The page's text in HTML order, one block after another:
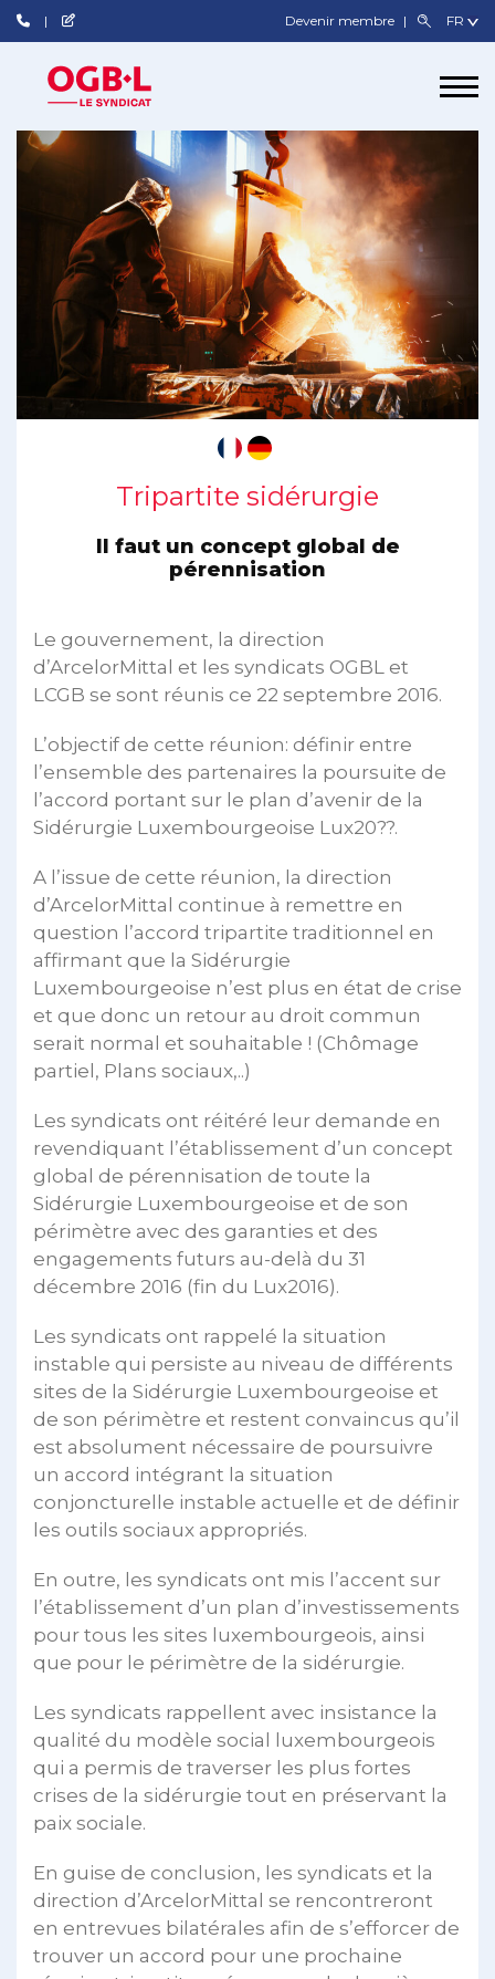
Devenir membre
Tripartite sidérurgie
Il faut un concept global de
pérennisation
Le gouvernement, la direction
d’ArcelorMittal et les syndicats OGBL et
LCGB se sont réunis ce 22 septembre 2016.
L’objectif de cette réunion: définir entre
l’ensemble des partenaires la poursuite de
l’accord portant sur le plan d’avenir de la
Sidérurgie Luxembourgeoise Lux20??.
A l’issue de cette réunion, la direction
d’ArcelorMittal continue à remettre en
question l’accord tripartite traditionnel en
affirmant que la Sidérurgie
Luxembourgeoise n’est plus en état de crise
et que donc un retour au droit commun
serait normal et souhaitable ! (Chômage
partiel, Plans sociaux,..)
Les syndicats ont réitéré leur demande en
revendiquant l’établissement d’un concept
global de pérennisation de toute la
Sidérurgie Luxembourgeoise et de son
périmètre avec des garanties et des
engagements futurs au-delà du 31
décembre 2016 (fin du Lux2016).
Les syndicats ont rappelé la situation
instable qui persiste au niveau de différents
sites de la Sidérurgie Luxembourgeoise et
de son périmètre et restent convaincus qu’il
est absolument nécessaire de poursuivre
un accord intégrant la situation
conjoncturelle instable actuelle et de définir
les outils sociaux appropriés.
En outre, les syndicats ont mis l’accent sur
l’établissement d’un plan d’investissements
pour tous les sites luxembourgeois, ainsi
que pour le périmètre de la sidérurgie.
Les syndicats rappellent avec insistance la
qualité du modèle social luxembourgeois
qui a permis de traverser les plus fortes
crises de la sidérurgie tout en préservant la
paix sociale.
En guise de conclusion, les syndicats et la
direction d’ArcelorMittal se rencontreront
en entrevues bilatérales afin de s’efforcer de
trouver un accord pour une prochaine